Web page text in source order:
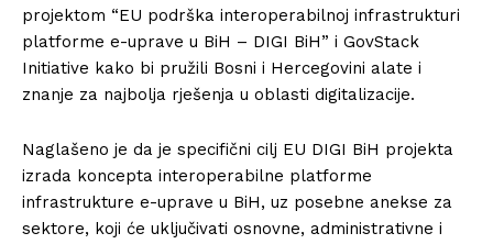
projektom “EU podrška interoperabilnoj infrastrukturi
platforme e-uprave u BiH – DIGI BiH” i GovStack
Initiative kako bi pružili Bosni i Hercegovini alate i
znanje za najbolja rješenja u oblasti digitalizacije.
Naglašeno je da je specifični cilj EU DIGI BiH projekta
izrada koncepta interoperabilne platforme
infrastrukture e-uprave u BiH, uz posebne anekse za
sektore, koji će uključivati osnovne, administrativne i